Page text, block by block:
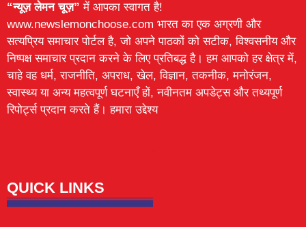
“न्यूज़ लेमन चूज़” में आपका स्वागत है!
www.newslemonchoose.com भारत का एक अग्रणी और
सत्यप्रिय समाचार पोर्टल है, जो अपने पाठकों को सटीक, विश्वसनीय और
निष्पक्ष समाचार प्रदान करने के लिए प्रतिबद्ध है। हम आपको हर क्षेत्र में,
चाहे वह धर्म, राजनीति, अपराध, खेल, विज्ञान, तकनीक, मनोरंजन,
स्वास्थ्य या अन्य महत्वपूर्ण घटनाएँ हों, नवीनतम अपडेट्स और तथ्यपूर्ण
रिपोर्ट्स प्रदान करते हैं। हमारा उद्देश्य
QUICK LINKS